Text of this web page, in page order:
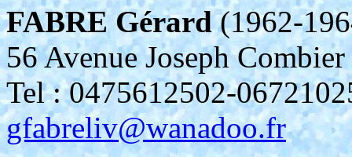
FABRE Gérard(1962-
56 Avenue Joseph
Tel : 0475612502-
gfabreliv@wanadoo.fr